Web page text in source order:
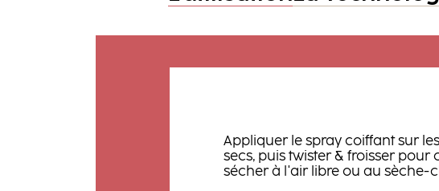
Appliquer le spray coiffant sur
secs, puis twister & froisser pour
sécher à l'air libre ou au sèche-